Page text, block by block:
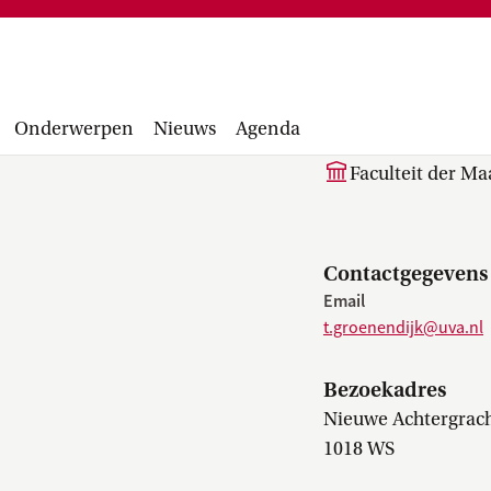
Onderwerpen Nieuws Agenda
Financiële administratie, facturen,
Faculteit der
Contactgegevens
Email
t.groenendijk@uva.nl
Bezoekadres
Nieuwe
1018 WS